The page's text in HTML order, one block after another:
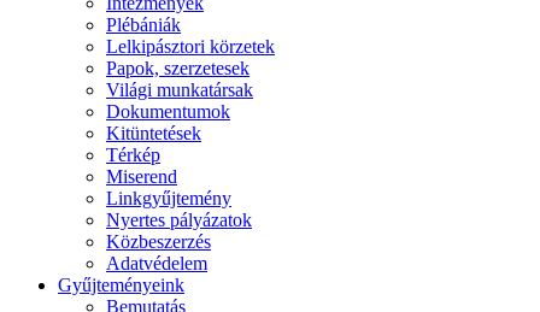
Plébániák
Lelkipásztori körzetek
Papok, szerzetesek
Világi munkatársak
Dokumentumok
Kitüntetések
Térkép
Miserend
Linkgyűjtemény
Nyertes pályázatok
Közbeszerzés
Adatvédelem
Gyűjteményeink
Bemutatás